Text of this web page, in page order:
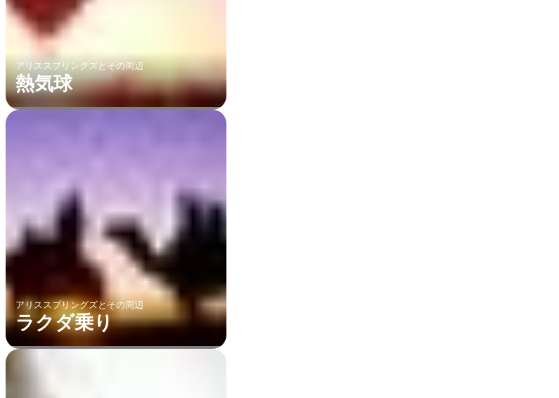
アリススプリングズとその周辺
熱気球
アリススプリングズとその周辺
ラクダ乗り